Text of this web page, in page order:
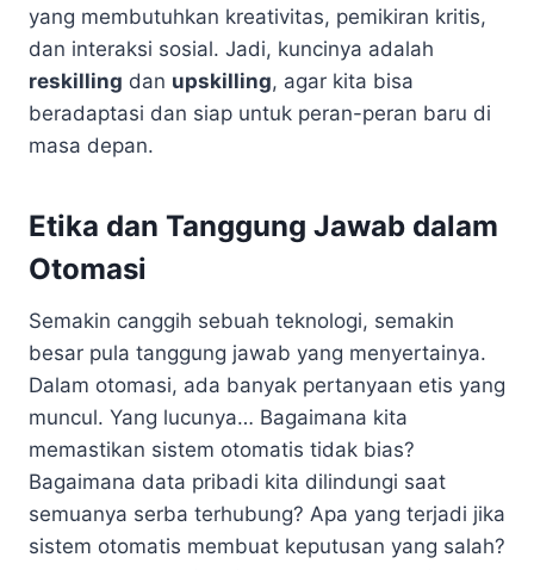
yang membutuhkan kreativitas, pemikiran kritis,
dan interaksi sosial. Jadi, kuncinya adalah
reskilling dan upskilling, agar kita bisa
beradaptasi dan siap untuk peran-peran baru di
masa depan.
Etika dan Tanggung Jawab dalam
Otomasi
Semakin canggih sebuah teknologi, semakin
besar pula tanggung jawab yang menyertainya.
Dalam otomasi, ada banyak pertanyaan etis yang
muncul. Yang lucunya… Bagaimana kita
memastikan sistem otomatis tidak bias?
Bagaimana data pribadi kita dilindungi saat
semuanya serba terhubung? Apa yang terjadi jika
sistem otomatis membuat keputusan yang salah?